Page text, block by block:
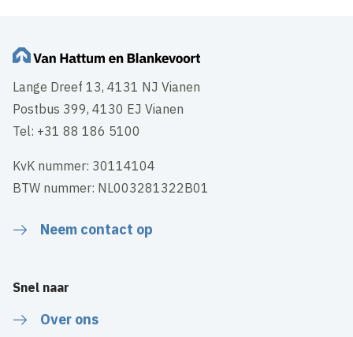
Lange Dreef 13, 4131 NJ Vianen
Postbus 399, 4130 EJ Vianen
Tel: +31 88 186 5100
KvK nummer: 30114104
BTW nummer: NL003281322B01
Neem contact op
Snel naar
Over ons